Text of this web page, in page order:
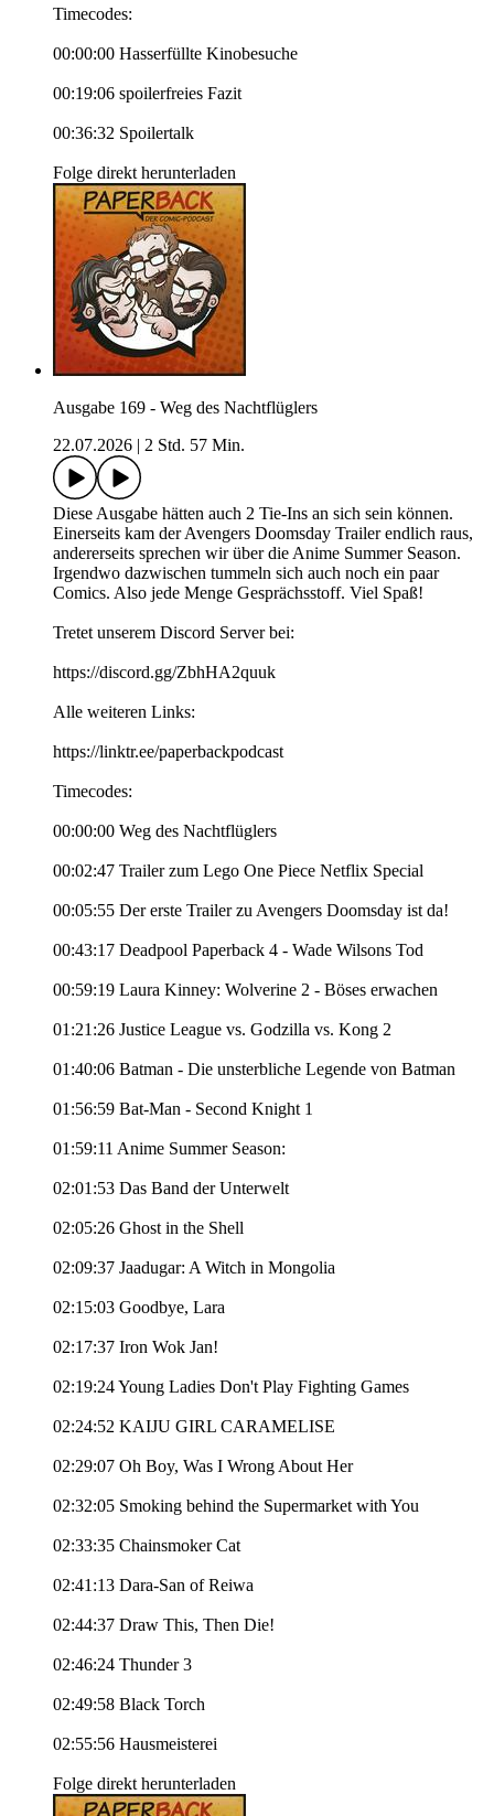
Timecodes:
00:00:00 Hasserfüllte Kinobesuche
00:19:06 spoilerfreies Fazit
00:36:32 Spoilertalk
Folge direkt herunterladen
Ausgabe 169 - Weg des Nachtflüglers
22.07.2026
2 Std. 57 Min.
Diese Ausgabe hätten auch 2 Tie-Ins an sich sein können.
Einerseits kam der Avengers Doomsday Trailer endlich raus,
andererseits sprechen wir über die Anime Summer Season.
Irgendwo dazwischen tummeln sich auch noch ein paar
Comics. Also jede Menge Gesprächsstoff. Viel Spaß!
Tretet unserem Discord Server bei:
https://discord.gg/ZbhHA2quuk
Alle weiteren Links:
https://linktr.ee/paperbackpodcast
Timecodes:
00:00:00 Weg des Nachtflüglers
00:02:47 Trailer zum Lego One Piece Netflix Special
00:05:55 Der erste Trailer zu Avengers Doomsday ist da!
00:43:17 Deadpool Paperback 4 - Wade Wilsons Tod
00:59:19 Laura Kinney: Wolverine 2 - Böses erwachen
01:21:26 Justice League vs. Godzilla vs. Kong 2
01:40:06 Batman - Die unsterbliche Legende von Batman
01:56:59 Bat-Man - Second Knight 1
01:59:11 Anime Summer Season:
02:01:53 Das Band der Unterwelt
02:05:26 Ghost in the Shell
02:09:37 Jaadugar: A Witch in Mongolia
02:15:03 Goodbye, Lara
02:17:37 Iron Wok Jan!
02:19:24 Young Ladies Don't Play Fighting Games
02:24:52 KAIJU GIRL CARAMELISE
02:29:07 Oh Boy, Was I Wrong About Her
02:32:05 Smoking behind the Supermarket with You
02:33:35 Chainsmoker Cat
02:41:13 Dara-San of Reiwa
02:44:37 Draw This, Then Die!
02:46:24 Thunder 3
02:49:58 Black Torch
02:55:56 Hausmeisterei
Folge direkt herunterladen